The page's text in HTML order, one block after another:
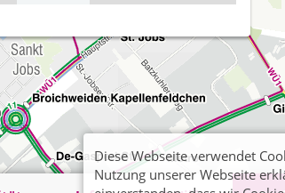
Diese Webseite verwendet
Nutzung unserer Webseite